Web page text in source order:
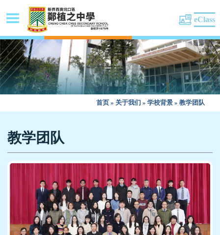
eClass
首页 » 关于我们 » 学校背景 » 教学团队
教学团队